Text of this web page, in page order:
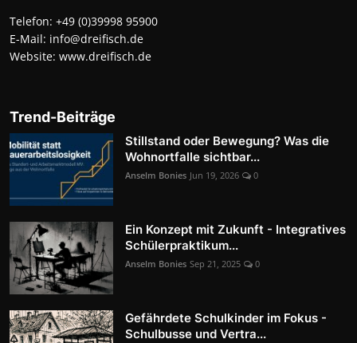
Telefon: +49 (0)39998 95900
E-Mail: info@dreifisch.de
Website: www.dreifisch.de
Trend-Beiträge
Stillstand oder Bewegung? Was die
Wohnortfalle sichtbar...
Anselm Bonies Jun 19, 2026 0
Ein Konzept mit Zukunft - Integratives
Schülerpraktikum...
Anselm Bonies Sep 21, 2025 0
Gefährdete Schulkinder im Fokus -
Schulbusse und Vertra...